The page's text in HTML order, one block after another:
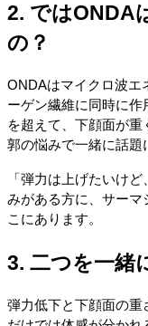
2. ではONDA
の？
ONDAはマイクロ波エ
ーゲン繊維に同時に作
を超えて、下顔面が
郭の悩みで一緒に話題
「弾力は上げたいけ
みがある方に、サーマ
こにあります。
3. 二つを一緒
弾力低下と下顔面の重